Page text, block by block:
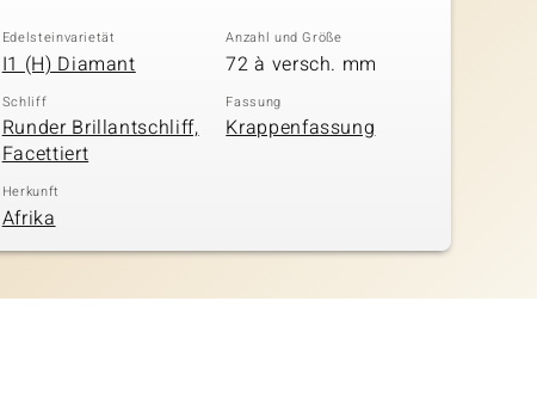
Edelsteinvarietät
I1 (H) Diamant
Anzahl und Größe
72 à versch. mm
Schliff
Runder Brillantschliff,
Facettiert
Fassung
Krappenfassung
Herkunft
Afrika